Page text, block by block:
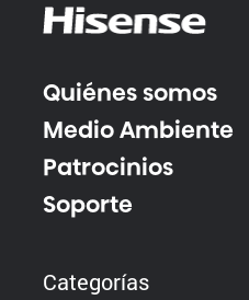
Quiénes somos
Medio Ambiente
Patrocinios
Soporte
Categorías